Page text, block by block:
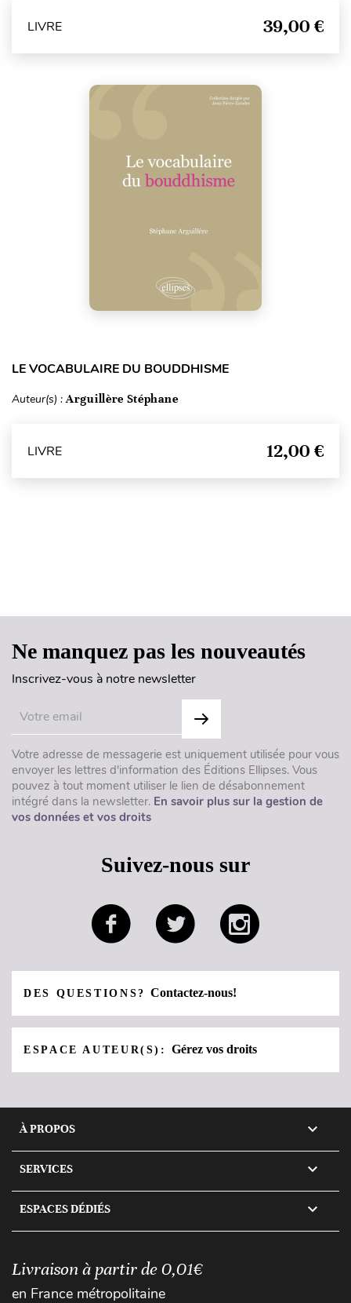
LIVRE 39,00 €
LE VOCABULAIRE DU BOUDDHISME
Auteur(s) :Arguillère Stéphane
LIVRE 12,00 €
Ne manquez pas les nouveautés
Inscrivez-vous à notre newsletter
Votre adresse de messagerie est uniquement utilisée pour vous
envoyer les lettres d'information des Éditions Ellipses. Vous
pouvez à tout moment utiliser le lien de désabonnement
intégré dans la newsletter. En savoir plus sur la gestion de
vos données et vos droits
Suivez-nous sur
DES QUESTIONS?Contactez-nous!
ESPACE AUTEUR(S):Gérez vos droits
À PROPOS 
SERVICES 
ESPACES DÉDIÉS 
Livraison à partir de 0,01€
en France métropolitaine